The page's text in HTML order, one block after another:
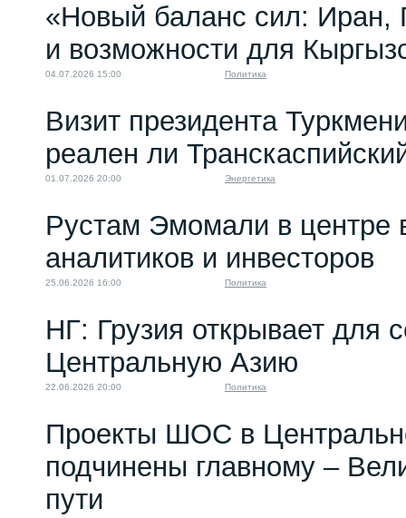
«Новый баланс сил: Иран,
и возможности для
04.07.2026 15:00 Политика
Визит президента
реален ли
01.07.2026 20:00 Энергетика
Рустам Эмомали в центре
аналитиков и инвесторов
25.06.2026 16:00 Политика
НГ: Грузия открывает для
Центральную Азию
22.06.2026 20:00 Политика
Проекты ШОС в
подчинены главному –
пути